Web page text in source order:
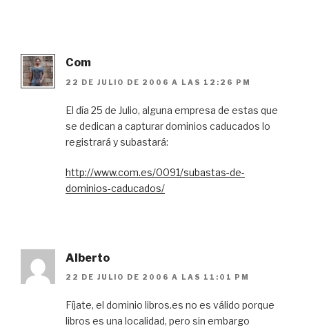
Com
22 DE JULIO DE 2006 A LAS 12:26 PM
El día 25 de Julio, alguna empresa de estas que
se dedican a capturar dominios caducados lo
registrará y subastará:
http://www.com.es/0091/subastas-de-
dominios-caducados/
Alberto
22 DE JULIO DE 2006 A LAS 11:01 PM
Fíjate, el dominio libros.es no es válido porque
libros es una localidad, pero sin embargo